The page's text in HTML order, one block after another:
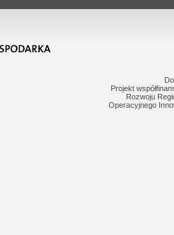
Projekt
Rozwoju
Operacyjnego